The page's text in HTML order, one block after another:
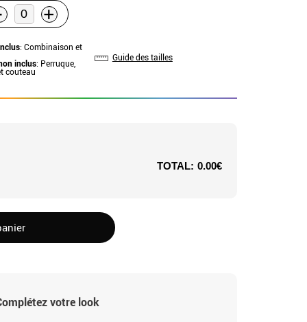
+
: Combinaison et
inclus: Perruque,
couteau
Guide des tailles
TOTAL: 0.00€
votre look